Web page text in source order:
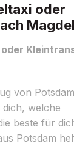
oder
von
welche
beste für
Potsdam